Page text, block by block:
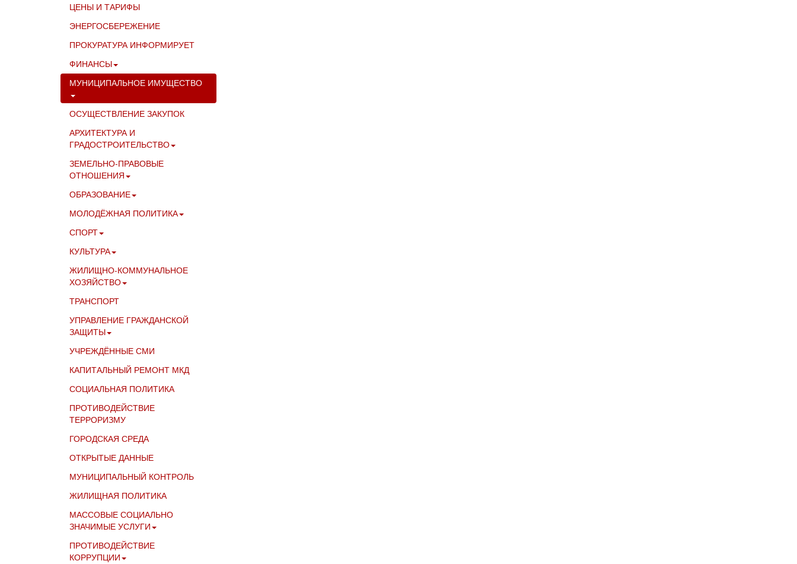
ЦЕНЫ И ТАРИФЫ
ЭНЕРГОСБЕРЕЖЕНИЕ
ПРОКУРАТУРА ИНФОРМИРУЕТ
ФИНАНСЫ
МУНИЦИПАЛЬНОЕ ИМУЩЕСТВО
ОСУЩЕСТВЛЕНИЕ ЗАКУПОК
АРХИТЕКТУРА И
ГРАДОСТРОИТЕЛЬСТВО
ЗЕМЕЛЬНО-ПРАВОВЫЕ
ОТНОШЕНИЯ
ОБРАЗОВАНИЕ
МОЛОДЁЖНАЯ ПОЛИТИКА
СПОРТ
КУЛЬТУРА
ЖИЛИЩНО-КОММУНАЛЬНОЕ
ХОЗЯЙСТВО
ТРАНСПОРТ
УПРАВЛЕНИЕ ГРАЖДАНСКОЙ
ЗАЩИТЫ
УЧРЕЖДЁННЫЕ СМИ
КАПИТАЛЬНЫЙ РЕМОНТ МКД
СОЦИАЛЬНАЯ ПОЛИТИКА
ПРОТИВОДЕЙСТВИЕ
ТЕРРОРИЗМУ
ГОРОДСКАЯ СРЕДА
ОТКРЫТЫЕ ДАННЫЕ
МУНИЦИПАЛЬНЫЙ КОНТРОЛЬ
ЖИЛИЩНАЯ ПОЛИТИКА
МАССОВЫЕ СОЦИАЛЬНО
ЗНАЧИМЫЕ УСЛУГИ
ПРОТИВОДЕЙСТВИЕ
КОРРУПЦИИ